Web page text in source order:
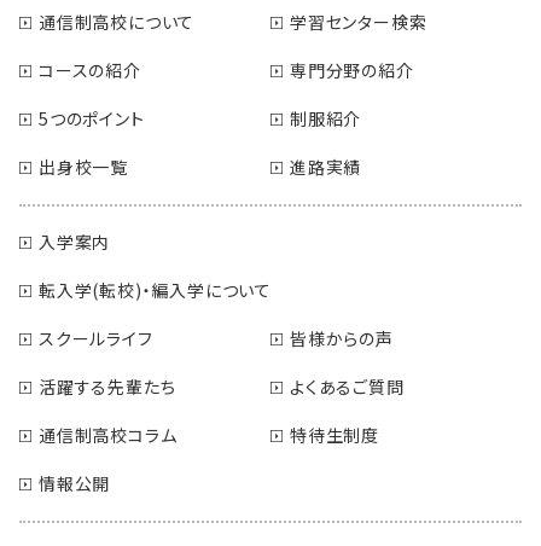
通信制高校について
学習センター検索
コースの紹介
専門分野の紹介
5つのポイント
制服紹介
出身校一覧
進路実績
入学案内
転入学(転校)・編入学について
スクールライフ
皆様からの声
活躍する先輩たち
よくあるご質問
通信制高校コラム
特待生制度
情報公開